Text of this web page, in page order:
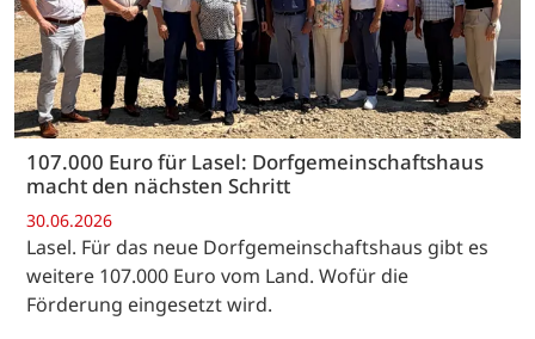
107.000 Euro für Lasel: Dorfgemeinschaftshaus
macht den nächsten Schritt
30.06.2026
Lasel. Für das neue Dorfgemeinschaftshaus gibt es
weitere 107.000 Euro vom Land. Wofür die
Förderung eingesetzt wird.